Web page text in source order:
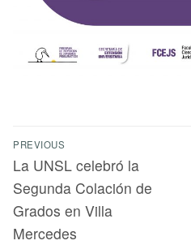
PREVIOUS
La UNSL celebró la
Segunda Colación de
Grados en Villa
Mercedes